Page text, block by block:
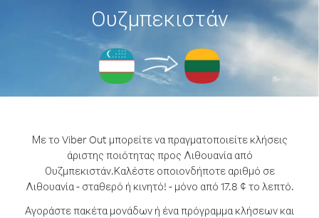
Ουζμπεκιστάν
Με το Viber Out μπορείτε να πραγματοποιείτε κλήσεις
άριστης ποιότητας προς Λιθουανία από
Ουζμπεκιστάν.Καλέστε οποιονδήποτε αριθμό σε
Λιθουανία - σταθερό ή κινητό! - μόνο από 17.8 ¢ το λεπτό.
Αγοράστε πακέτα μονάδων ή ένα πρόγραμμα κλήσεων και